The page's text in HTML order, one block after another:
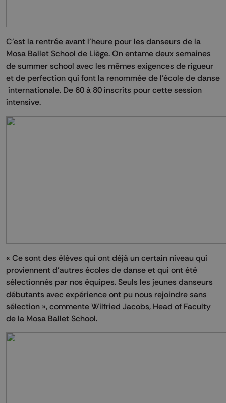
C’est la rentrée avant l’heure pour les danseurs de la
Mosa Ballet School de Liège. On entame deux semaines
de summer school avec les mêmes exigences de rigueur
et de perfection qui font la renommée de l’école de danse
internationale. De 60 à 80 inscrits pour cette session
intensive.
« Ce sont des élèves qui ont déjà un certain niveau qui
proviennent d’autres écoles de danse et qui ont été
sélectionnés par nos équipes. Seuls les jeunes danseurs
débutants avec expérience ont pu nous rejoindre sans
sélection », commente Wilfried Jacobs, Head of Faculty
de la Mosa Ballet School.